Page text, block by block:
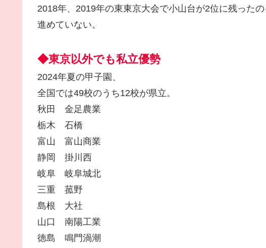
2018年、2019年の東東京大会で小山台が2位に残った
進めていない。
◆東京以外でも私立優勢
2024年夏の甲子園、
全国では49校のうち12校が県立。
秋田 金足農業
栃木 石橋
富山 富山商業
静岡 掛川西
岐阜 岐阜城北
三重 菰野
島根 大社
山口 南陽工業
徳島 鳴門渦潮